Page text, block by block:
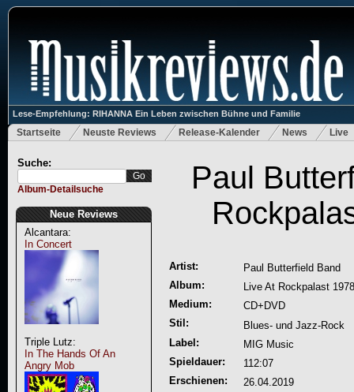
Lese-Empfehlung: RIHANNA Ein Leben zwischen Bühne und Familie
Startseite Neuste Reviews Release-Kalender News Live
Suche:
Album-Detailsuche
Neue Reviews
Alcantara:
In Concert
Triple Lutz:
In The Hands Of An
Angry Mob
Paul
Artist:
Paul Butterfield Band
Album:
Live At Rockpalast 1978
Medium:
CD+DVD
Stil:
Blues- und Jazz-Rock
Label:
MIG Music
Spieldauer:
112:07
Erschienen:
26.04.2019